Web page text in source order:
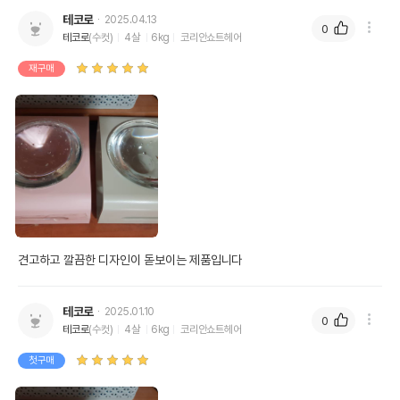
테코로
2025.04.13
테코로(수컷) 4살 6kg 코리안쇼트헤어
재구매
견고하고 깔끔한 디자인이 돋보이는 제품입니다
0
테코로
2025.01.10
테코로(수컷) 4살 6kg 코리안쇼트헤어
첫구매
0